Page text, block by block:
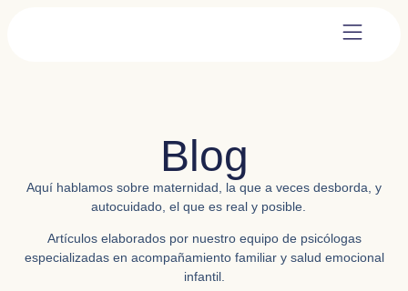
Blog
Aquí hablamos sobre maternidad, la que a veces desborda, y
autocuidado, el que es real y posible.
Artículos elaborados por nuestro equipo de psicólogas
especializadas en acompañamiento familiar y salud emocional
infantil.